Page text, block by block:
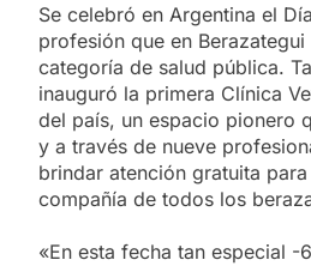
Se celebró en Argentina el
profesión que en
categoría de salud pública.
inauguró la primera Clínica
del país, un espacio pionero
y a través de nueve
brindar atención gratuita
compañía de todos los
«En esta fecha tan especial -